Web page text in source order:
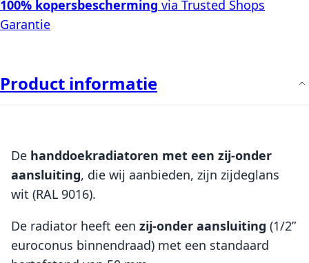
100% kopersbescherming via Trusted Shops
Garantie
Product informatie
De handdoekradiatoren met een zij-onder
aansluiting, die wij aanbieden, zijn zijdeglans
wit (RAL 9016).
De radiator heeft een zij-onder aansluiting (1/2”
euroconus binnendraad) met een standaard